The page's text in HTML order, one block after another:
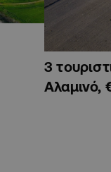
3
Αλαμινό,